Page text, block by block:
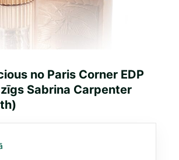
no Paris Corner EDP
Sabrina Carpenter